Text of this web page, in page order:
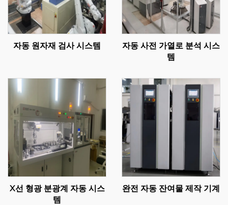
자동 원자재 검사 시스템
자동 사전 가열로 분석 시스
템
X선 형광 분광계 자동 시스
템
완전 자동 잔여물 제작 기계